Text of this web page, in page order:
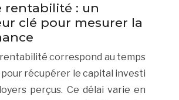
rentabilité : un
clé pour mesurer la
correspond au temps
récupérer le capital investi
perçus. Ce délai varie en